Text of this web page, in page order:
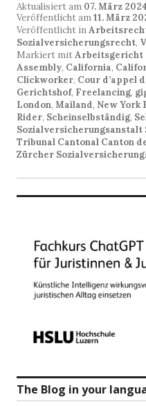
Aktualisiert am 07. März 2024
Veröffentlicht am11. März
Veröffentlicht in
Sozialversicherungsrecht,
Markiert mitArbeitsgericht
Assembly, California,
Clickworker, Cour d’appel
Gerichtshof, Freelancing,
London, Mailand, New York
Rider, Scheinselbständig,
Sozialversicherungsanstalt
Tribunal Cantonal Canton
Zürcher
The Blog in your